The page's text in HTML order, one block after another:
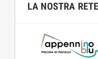
LA NOSTRA RETE